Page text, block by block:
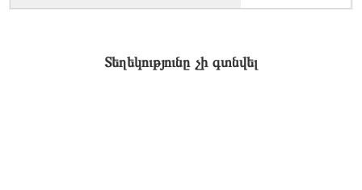
Տեղեկությունը չի գտնվել